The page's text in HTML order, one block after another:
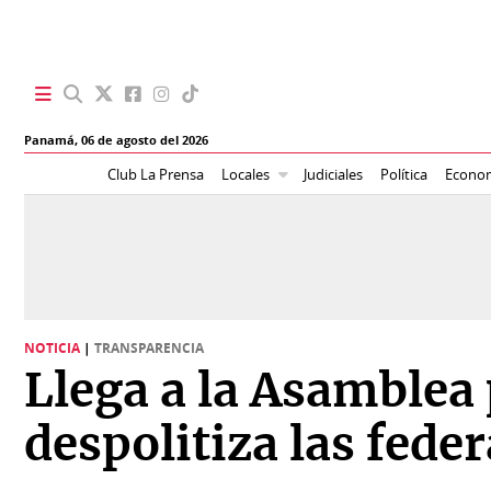
Panamá,06 de agosto del 2026
Club La Prensa Locales Judiciales Política
Política
Economía
Mundo
BBC
Vivir+
Opinión
Blogs
NOTICIA | TRANSPARENCIA
Llega a la
despolitiza las